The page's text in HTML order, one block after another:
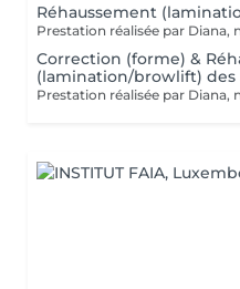
Réhaussement
Correction (forme) &
(lamination/browlift) des